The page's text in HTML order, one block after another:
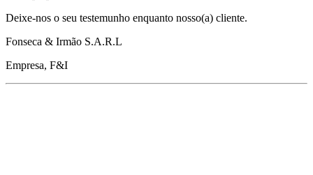
Deixe-nos o seu testemunho enquanto nosso(a) cliente.
Fonseca & Irmão S.A.R.L
Empresa, F&I